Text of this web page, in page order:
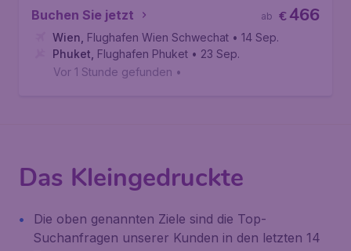
Buchen Sie jetzt €466
ab
Wien Flughafen Wien Schwechat • 14 Sep.
Phuket Flughafen Phuket • 23 Sep.
Vor 1 Stunde gefunden •
Das Kleingedruckte
Die oben genannten Ziele sind die Top-
Suchanfragen unserer Kunden in den letzten 14